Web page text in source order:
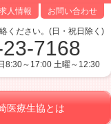
人情報 お問い合わせ
ください。(日・祝日除く)
7168
8:30～17:00 土曜～12:30
医療生協とは